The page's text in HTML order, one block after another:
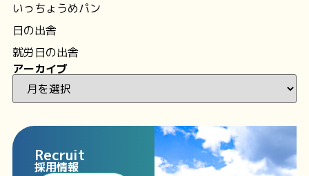
いっちょうめパン
日の出舎
就労日の出舎
アーカイブ
Recruit
採用情報